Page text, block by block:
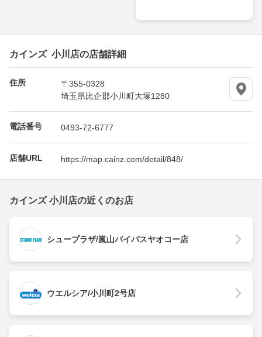
カインズ 小川店の店舗詳細
住所
〒355-0328
埼玉県比企郡小川町大塚1280
電話番号 0493-72-6777
店舗URL https://map.cainz.com/detail/848/
カインズ 小川店の近くのお店
シュープラザ/嵐山バイパスヤオコー店
ウエルシア/小川町2号店